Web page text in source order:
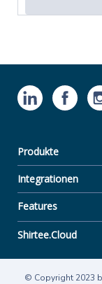
Produkte
Integrationen
Features
Shirtee.Cloud
© Copyright 2023